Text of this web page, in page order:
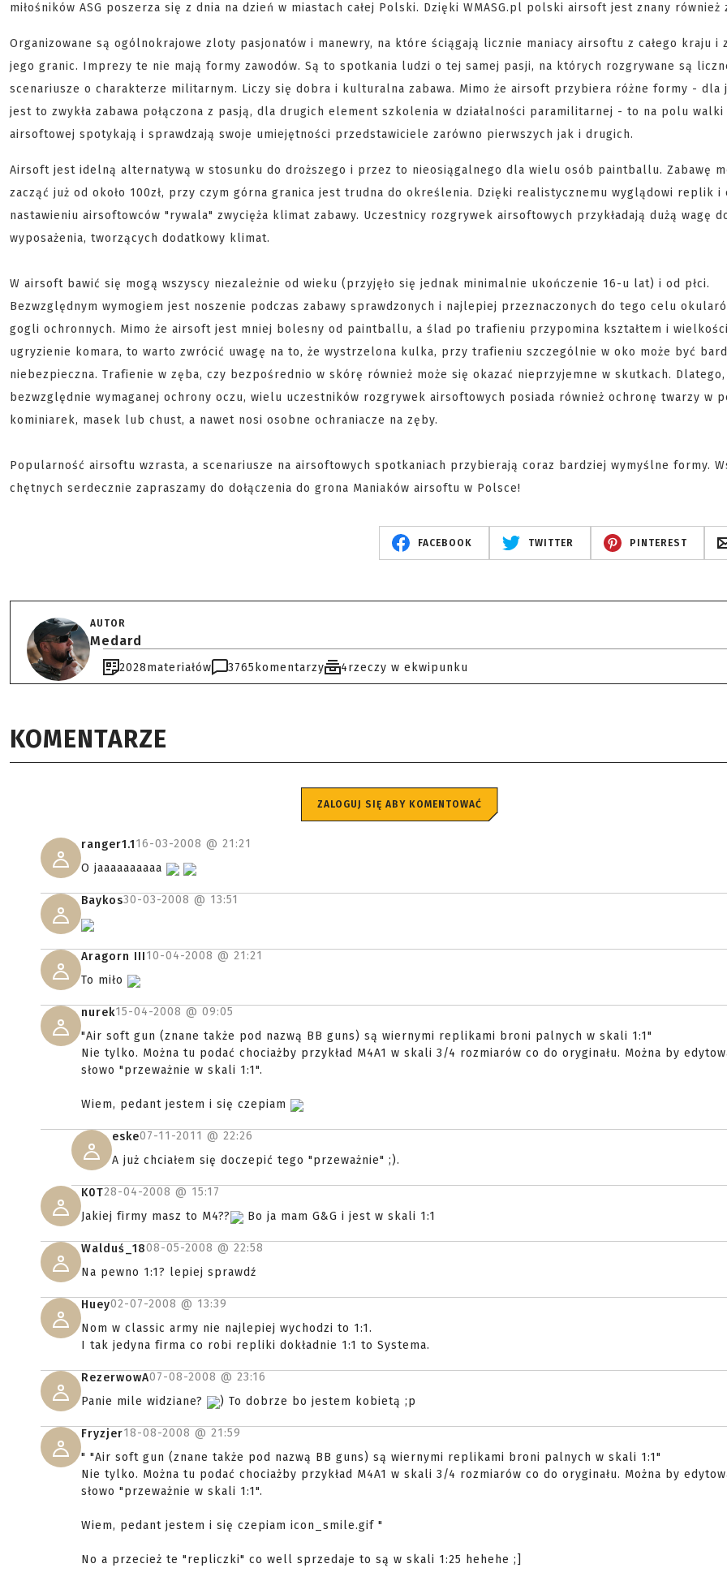
miłośników ASG poszerza się z dnia na dzień w miastach całej Polski. Dzięki WMASG.pl polski airsoft jest znany również
Organizowane są ogólnokrajowe zloty pasjonatów i manewry, na które ściągają licznie maniacy airsoftu z całego kraju i
jego granic. Imprezy te nie mają formy zawodów. Są to spotkania ludzi o tej samej pasji, na których rozgrywane są
scenariusze o charakterze militarnym. Liczy się dobra i kulturalna zabawa. Mimo że airsoft przybiera różne formy - dla
jest to zwykła zabawa połączona z pasją, dla drugich element szkolenia w działalności paramilitarnej - to na polu walki
airsoftowej spotykają i sprawdzają swoje umiejętności przedstawiciele zarówno pierwszych jak i drugich.
Airsoft jest idelną alternatywą w stosunku do droższego i przez to nieosiągalnego dla wielu osób paintballu. Zabawę
zacząć już od około 100zł, przy czym górna granica jest trudna do określenia. Dzięki realistycznemu wyglądowi replik i
nastawieniu airsoftowców "rywala" zwycięża klimat zabawy. Uczestnicy rozgrywek airsoftowych przykładają dużą wagę
wyposażenia, tworzących dodatkowy klimat.
W airsoft bawić się mogą wszyscy niezależnie od wieku (przyjęło się jednak minimalnie ukończenie 16-u lat) i od płci.
Bezwzględnym wymogiem jest noszenie podczas zabawy sprawdzonych i najlepiej przeznaczonych do tego celu
gogli ochronnych. Mimo że airsoft jest mniej bolesny od paintballu, a ślad po trafieniu przypomina kształtem i
ugryzienie komara, to warto zwrócić uwagę na to, że wystrzelona kulka, przy trafieniu szczególnie w oko może być
niebezpieczna. Trafienie w zęba, czy bezpośrednio w skórę również może się okazać nieprzyjemne w skutkach.
bezwzględnie wymaganej ochrony oczu, wielu uczestników rozgrywek airsoftowych posiada również ochronę twarzy w
kominiarek, masek lub chust, a nawet nosi osobne ochraniacze na zęby.
Popularność airsoftu wzrasta, a scenariusze na airsoftowych spotkaniach przybierają coraz bardziej wymyślne formy.
chętnych serdecznie zapraszamy do dołączenia do grona Maniaków airsoftu w Polsce!
FACEBOOK TWITTER PINTEREST
AUTOR
Medard
2028materiałów 3765 komentarzy 4rzeczy w ekwipunku
KOMENTARZE
ZALOGUJ SIĘ ABY KOMENTOWAĆ
ranger1.116-03-2008 @ 21:21
O jaaaaaaaaaa
Baykos30-03-2008 @ 13:51
Aragorn III10-04-2008 @ 21:21
To miło
nurek15-04-2008 @ 09:05
"Air soft gun (znane także pod nazwą BB guns) są wiernymi replikami broni palnych w skali 1:1"
Nie tylko. Można tu podać chociażby przykład M4A1 w skali 3/4 rozmiarów co do oryginału. Można by
słowo "przeważnie w skali 1:1".
Wiem, pedant jestem i się czepiam
eske07-11-2011 @ 22:26
A już chciałem się doczepić tego "przeważnie" ;).
K0T28-04-2008 @ 15:17
Jakiej firmy masz to M4??
Bo ja mam G&G i jest w skali 1:1
Walduś_1808-05-2008 @ 22:58
Na pewno 1:1? lepiej sprawdź
Huey02-07-2008 @ 13:39
Nom w classic army nie najlepiej wychodzi to 1:1.
I tak jedyna firma co robi repliki dokładnie 1:1 to Systema.
RezerwowA07-08-2008 @ 23:16
Panie mile widziane?
) To dobrze bo jestem kobietą ;p
Fryzjer18-08-2008 @ 21:59
" "Air soft gun (znane także pod nazwą BB guns) są wiernymi replikami broni palnych w skali 1:1"
Nie tylko. Można tu podać chociażby przykład M4A1 w skali 3/4 rozmiarów co do oryginału. Można by
słowo "przeważnie w skali 1:1".
Wiem, pedant jestem i się czepiam icon_smile.gif "
No a przecież te "repliczki" co well sprzedaje to są w skali 1:25 hehehe ;]